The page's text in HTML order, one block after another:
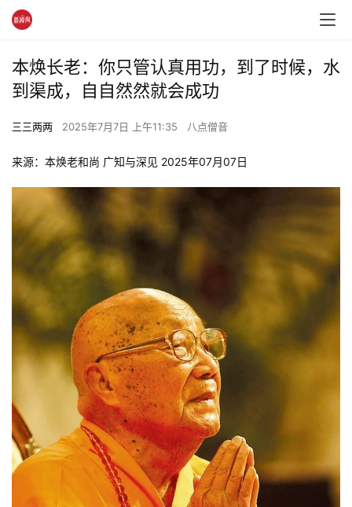
本焕长老：你只管认真用功，到了时候，水
到渠成，自自然然就会成功
三三两两 2025年7月7日 上午11:35 八点僧音
来源：本焕老和尚 广知与深见 2025年07月07日